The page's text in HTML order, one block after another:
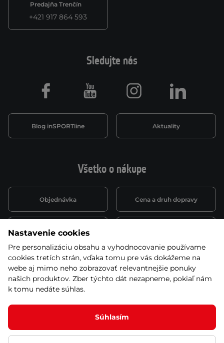
Predajňa Trenčín
+421 917 864 593
Všetko o nákupe
Objednávka Cena a druh dopravy
Spôsob platby
Montáž a servis Reklamácie a záruka
Kariéra
Sledujte nás
Blog inSPORTline Aktuality
Facebook Youtube Instagram LinkedIn
Nastavenie cookies
Pre personalizáciu obsahu a vyhodnocovanie používame
cookies tretích strán, vďaka tomu pre vás dokážeme na
webe aj mimo neho zobrazovať relevantnejšie ponuky
našich produktov. Zber týchto dát nezapneme, pokiaľ nám
k tomu nedáte súhlas.
Súhlasím